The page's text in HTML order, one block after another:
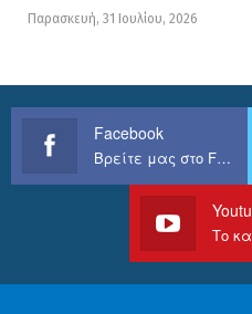
Παρασκευή, 31 Ιουλίου, 2026
Facebook
Βρείτε μας στο Facebook